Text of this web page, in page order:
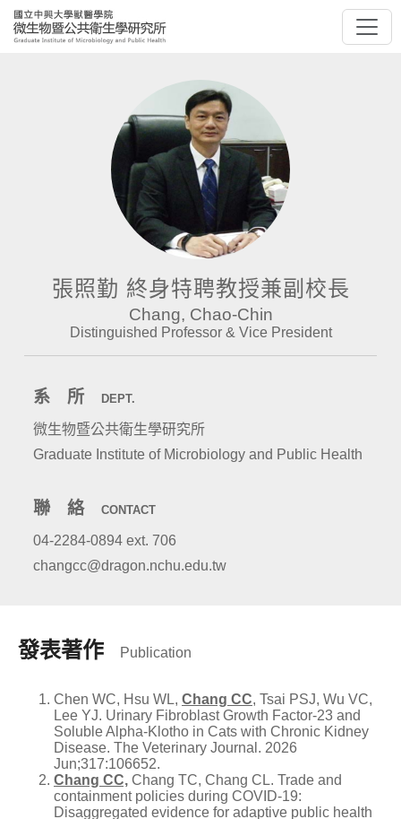
張照勤 終身特聘教授兼副校長
Chang, Chao-Chin
Distinguished Professor & Vice President
系 所 DEPT.
微生物暨公共衛生學研究所
Graduate Institute of Microbiology and Public Health
聯 絡 CONTACT
04-2284-0894 ext. 706
changcc@dragon.nchu.edu.tw
發表著作 Publication